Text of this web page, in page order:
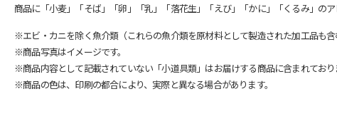
商品に「小麦」「そば」「卵」「乳」「落花生」「えび」「かに」「くるみ」の
※エビ・カニを除く魚介類（これらの魚介類を原材料として製造された加工品も
※商品写真はイメージです。
※商品内容として記載されていない「小道具類」はお届けする商品に含まれており
※商品の色は、印刷の都合により、実際と異なる場合があります。